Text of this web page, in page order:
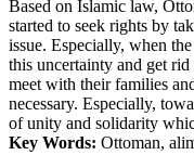
Based on Islamic law,
started to seek rights by
issue. Especially, when
this uncertainty and get
meet with their families
necessary. Especially,
of unity and solidarity
Key Words: Ottoman,